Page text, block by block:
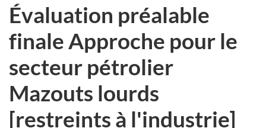
Évaluation préalable
finale Approche pour le
secteur pétrolier
Mazouts lourds
[restreints à l'industrie]